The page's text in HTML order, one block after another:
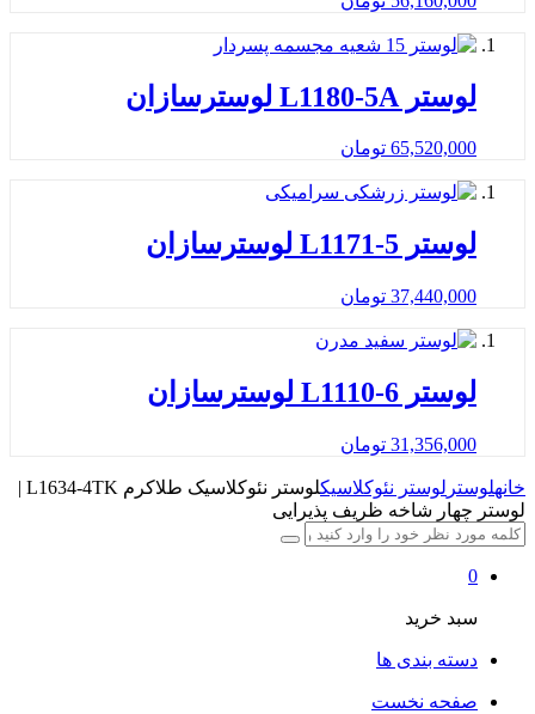
لوستر L1180-5A لوسترسازان
65,520,000 تومان
لوستر L1171-5 لوسترسازان
37,440,000 تومان
لوستر L1110-6 لوسترسازان
31,356,000 تومان
خانهلوستر لوستر نئوکلاسیک
لوستر نئوکلاسیک طلاکرم L1634-4TK |
لوستر چهار شاخه ظریف پذیرایی
0
سبد خرید
دسته بندی ها
صفحه نخست